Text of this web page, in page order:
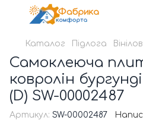
Каталог Підлога
Самоклеюча
ковролін
(D) SW-00002487
Артикул: SW-00002487